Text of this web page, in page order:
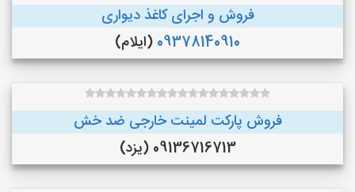
فروش و اجرای کاغذ دیواری
09378140910 (ایلام)
فروش پارکت لمینت خارجی ضد خش
09136716713 (یزد)